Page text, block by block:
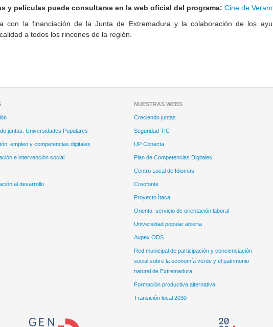
y películas puede consultarse en la web oficial del programa: Cine de
con la financiación de la Junta de Extremadura y la colaboración de los
a todos los rincones de la región.
juntas. Universidades Populares
empleo y competencias digitales
e intervención social
al desarrollo
NUESTRAS WEBS
Creciendo juntas
Seguridad TIC
UP Conecta
Plan de Competencias Digitales
Centro Local de Idiomas
Creofonte
Proyecto Ítaca
Orienta: servicio de orientación laboral
Universidad popular abierta
Aupex ODS
Red municipal de participación y concienciación
social sobre la economía verde y el patrimonio
natural de Extremadura
Formación productiva alternativa
Transición local 2030